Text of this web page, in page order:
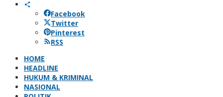
Facebook
Twitter
Pinterest
RSS
HOME
HEADLINE
HUKUM & KRIMINAL
NASIONAL